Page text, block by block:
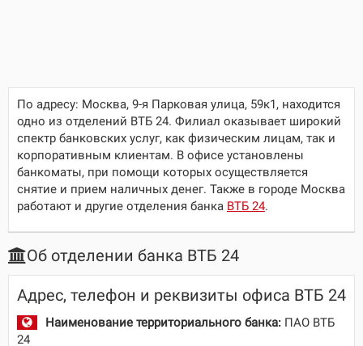
По адресу: Москва, 9-я Парковая улица, 59к1, находится
одно из отделений ВТБ 24. Филиал оказывает широкий
спектр банковских услуг, как физическим лицам, так и
корпоративным клиентам. В офисе установлены
банкоматы, при помощи которых осуществляется
снятие и прием наличных денег. Также в городе Москва
работают и другие отделения банка ВТБ 24.
Об отделении банка ВТБ 24
Адрес, телефон и реквизиты офиса ВТБ 24
Наименование территориального банка: ПАО ВТБ
24